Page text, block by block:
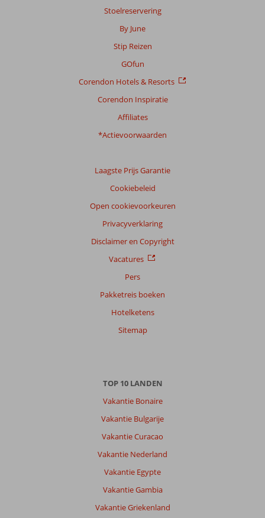
Stoelreservering
By June
Stip Reizen
GOfun
Corendon Hotels & Resorts
Corendon Inspiratie
Affiliates
*Actievoorwaarden
Laagste Prijs Garantie
Cookiebeleid
Open cookievoorkeuren
Privacyverklaring
Disclaimer en Copyright
Vacatures
Pers
Pakketreis boeken
Hotelketens
Sitemap
TOP 10 LANDEN
Vakantie Bonaire
Vakantie Bulgarije
Vakantie Curacao
Vakantie Nederland
Vakantie Egypte
Vakantie Gambia
Vakantie Griekenland